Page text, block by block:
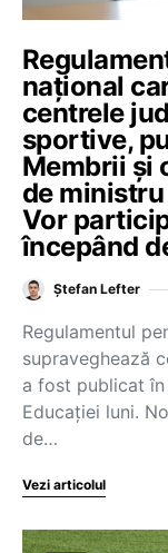
național
centrele
sportive,
Membrii și
de
Vor
începând
Ștefan Lefter
Regulamentul
supraveghează
a fost publicat
Educației luni.
de…
Vezi articolul